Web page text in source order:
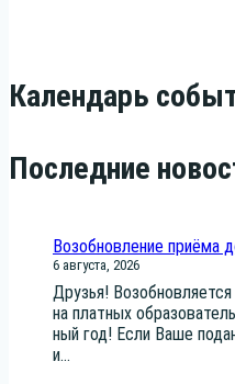
Календарь
Последние
Возобновление приёма
6 августа, 2026
Дру­зья!
на плат­ных
ный год! Если Ваше
и...